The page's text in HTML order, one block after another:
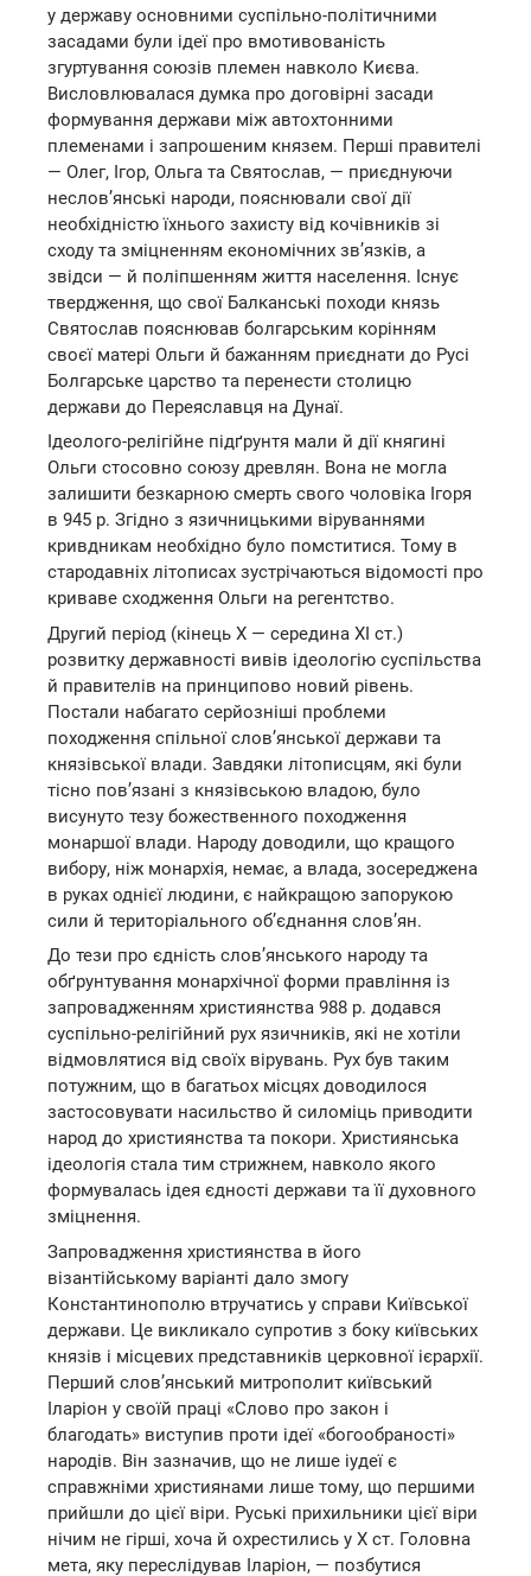
у державу основними суспільно-політичними
засадами були ідеї про вмотивованість
згуртування союзів племен навколо Києва.
Висловлювалася думка про договірні засади
формування держави між автохтонними
племенами і запрошеним князем. Перші правителі
— Олег, Ігор, Ольга та Святослав, — приєднуючи
неслов’янські народи, пояснювали свої дії
необхідністю їхнього захисту від кочівників зі
сходу та зміцненням економічних зв’язків, а
звідси — й поліпшенням життя населення. Існує
твердження, що свої Балканські походи князь
Святослав пояснював болгарським корінням
своєї матері Ольги й бажанням приєднати до Русі
Болгарське царство та перенести столицю
держави до Переяславця на Дунаї.
Ідеолого-релігійне підґрунтя мали й дії княгині
Ольги стосовно союзу древлян. Вона не могла
залишити безкарною смерть свого чоловіка Ігоря
в 945 р. Згідно з язичницькими віруваннями
кривдникам необхідно було помститися. Тому в
стародавніх літописах зустрічаються відомості про
криваве сходження Ольги на регентство.
Другий період (кінець X — середина XI ст.)
розвитку державності вивів ідеологію суспільства
й правителів на принципово новий рівень.
Постали набагато серйозніші проблеми
походження спільної слов’янської держави та
князівської влади. Завдяки літописцям, які були
тісно пов’язані з князівською владою, було
висунуто тезу божественного походження
монаршої влади. Народу доводили, що кращого
вибору, ніж монархія, немає, а влада, зосереджена
в руках однієї людини, є найкращою запорукою
сили й територіального об’єднання слов’ян.
До тези про єдність слов’янського народу та
обґрунтування монархічної форми правління із
запровадженням християнства 988 р. додався
суспільно-релігійний рух язичників, які не хотіли
відмовлятися від своїх вірувань. Рух був таким
потужним, що в багатьох місцях доводилося
застосовувати насильство й силоміць приводити
народ до християнства та покори. Християнська
ідеологія стала тим стрижнем, навколо якого
формувалась ідея єдності держави та її духовного
зміцнення.
Запровадження християнства в його
візантійському варіанті дало змогу
Константинополю втручатись у справи Київської
держави. Це викликало супротив з боку київських
князів і місцевих представників церковної ієрархії.
Перший слов’янський митрополит київський
Іларіон у своїй праці «Слово про закон і
благодать» виступив проти ідеї «богообраності»
народів. Він зазначив, що не лише іудеї є
справжніми християнами лише тому, що першими
прийшли до цієї віри. Руські прихильники цієї віри
нічим не гірші, хоча й охрестились у X ст. Головна
мета, яку переслідував Іларіон, — позбутися